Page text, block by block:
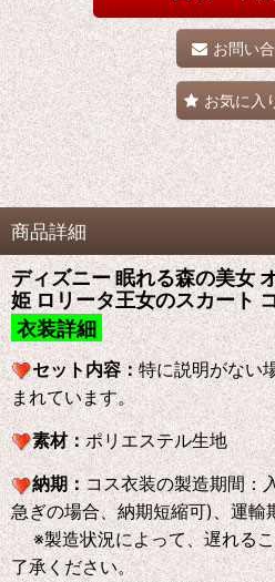
お問い
お気に入
商品詳細
ディズニー 眠れる森の美女
姫 ロリータ王女のスカート
衣装詳細
セット内容：特に説明がない
まれています。
素材：ポリエステル生地
納期：コス衣装の製造期間：
急ぎの場合、納期短縮可)、運輸
※製造状況によって、遅れるこ
了承ください。